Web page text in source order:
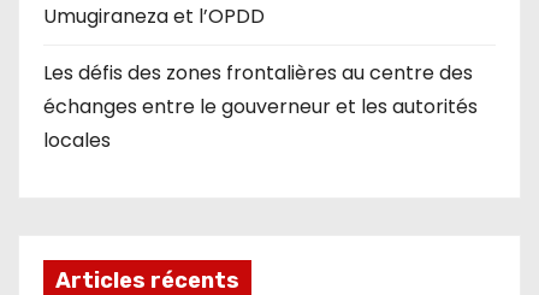
Umugiraneza et l’OPDD
Les défis des zones frontalières au centre des
échanges entre le gouverneur et les autorités
locales
Articles récents